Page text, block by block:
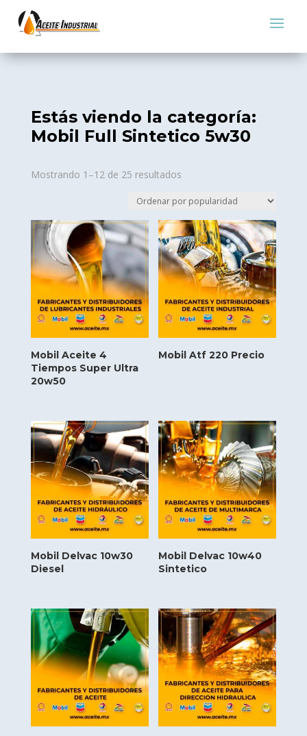
Estás viendo la categoría:
Mobil Full Sintetico 5w30
Mostrando 1–12 de 25 resultadosSorted
popularity
Mobil Aceite 4
Tiempos Super Ultra
20w50
Mobil Atf 220 Precio
Mobil Delvac 10w30
Diesel
Mobil Delvac 10w40
Sintetico